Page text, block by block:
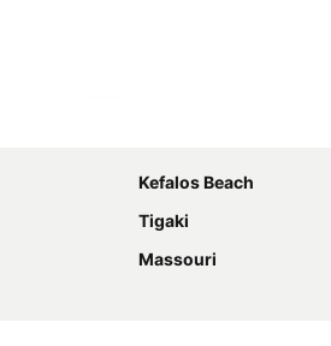
Kefalos Beach
Tigaki
Massouri